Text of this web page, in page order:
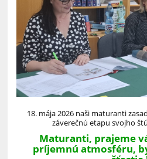
18. mája 2026 naši maturanti
záverečnú etapu svojho
Maturanti, prajeme
príjemnú atmosféru,